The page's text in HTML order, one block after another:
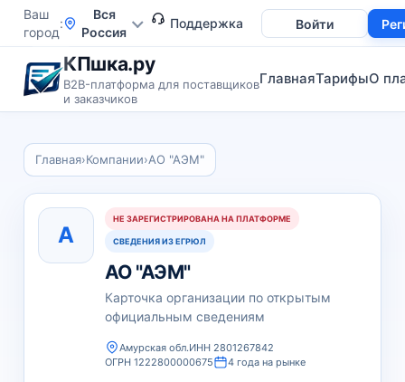
Ваш
город
Вся
Россия
Войти
Поддержка
КПшка.ру
B2B-платформа для поставщиков
и заказчиков
ГлавнаяТарифыО
Главная›Компании›АО "АЭМ"
А
НЕ ЗАРЕГИСТРИРОВАНА НА ПЛАТФОРМЕ
СВЕДЕНИЯ ИЗ ЕГРЮЛ
АО "АЭМ"
Карточка организации по открытым
официальным сведениям
Амурская обл.ИНН 2801267842
ОГРН 1222800000675
4 года на рынке